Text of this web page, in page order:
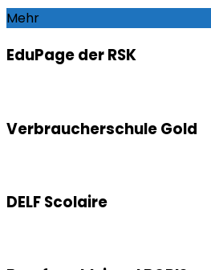
Mehr
EduPage der RSK
Verbraucherschule Gold
DELF Scolaire